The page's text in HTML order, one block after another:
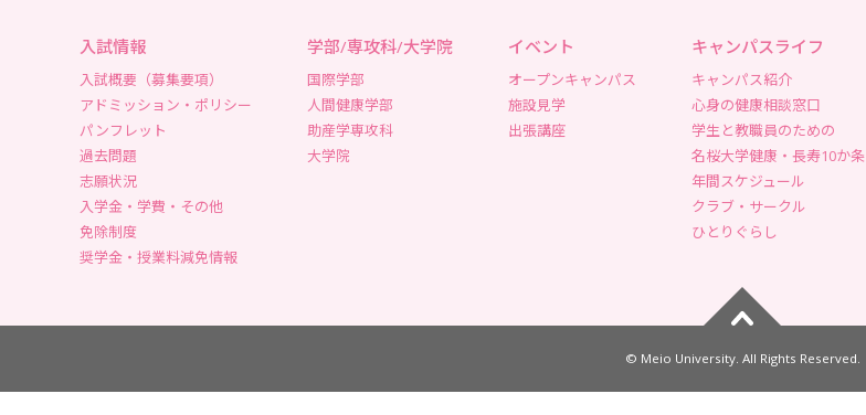
入試情報
入試概要（募集要項）
アドミッション・ポリシー
パンフレット
過去問題
志願状況
入学金・学費・その他
免除制度
奨学金・授業料減免情報
学部/専攻科/大学院
国際学部
人間健康学部
助産学専攻科
大学院
イベント
オープンキャンパス
施設見学
出張講座
キャンパスライフ
キャンパス紹介
心身の健康相談窓口
学生と教職員のための
名桜大学健康・長寿10か条
年間スケジュール
クラブ・サークル
ひとりぐらし
© Meio University. All Rights Reserved.